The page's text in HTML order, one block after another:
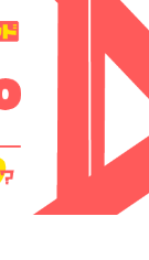
アメリカ 車 リー
駐在員・留学生の